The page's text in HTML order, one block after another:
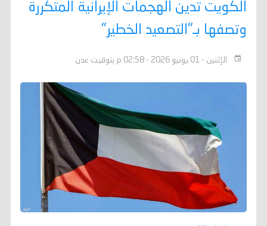
الكويت تدين الهجمات الإيرانية المتكررة
وتصفها بـ"التصعيد الخطير"
الإثنين - 01 يونيو 2026 - 02:58 م بتوقيت عدن